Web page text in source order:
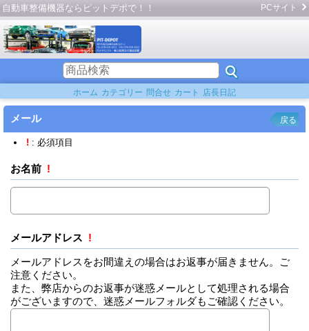
自動車整備機器ならピットデポで！！ PCサイト
ホーム カテゴリー 問合せ カート 店長日記
メール 戻る
! : 必須項目
お名前 !
メールアドレス !
メールアドレスをお間違えの場合はお返事が届きません。ご
注意ください。
また、弊店からのお返事が迷惑メールとして処理される場合
がございますので、迷惑メールフォルダもご確認ください。